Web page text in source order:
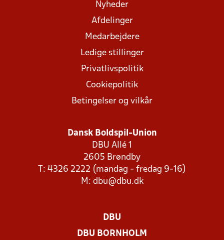
Nyheder
Afdelinger
Medarbejdere
Ledige stillinger
Privatlivspolitik
Cookiepolitik
Betingelser og vilkår
Dansk Boldspil-Union
DBU Allé 1
2605 Brøndby
T: 4326 2222 (mandag - fredag 9-16)
M: dbu@dbu.dk
DBU
DBU BORNHOLM